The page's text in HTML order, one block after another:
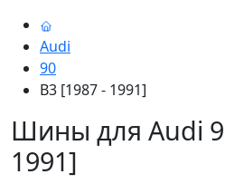
Audi
90
B3 [1987 - 1991]
Шины для Audi
1991]